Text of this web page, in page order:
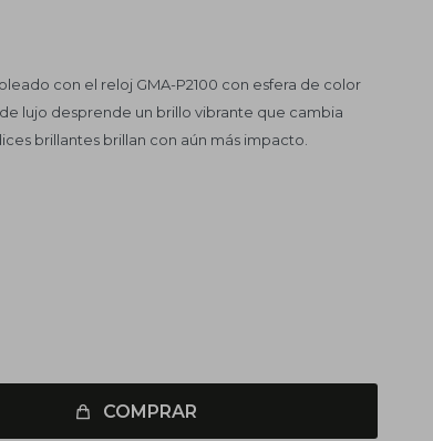
con el reloj GMA-P2100 con esfera de color
lujo desprende un brillo vibrante que cambia
brillantes brillan con aún más impacto.
COMPRAR